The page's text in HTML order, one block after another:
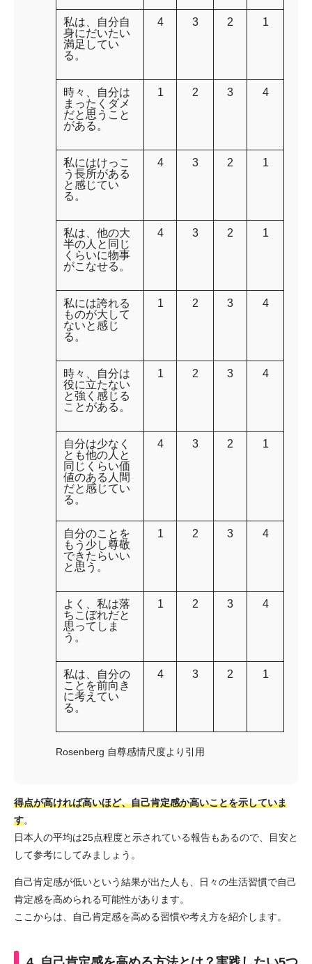
私は、自分自
身にだいたい
満足してい
る。
4 3 2 1
時々、自分は
まったくダメ
だと思うこと
がある。
1 2 3 4
私にはけっこ
う長所がある
と感じてい
る。
4 3 2 1
私は、他の大
半の人と同じ
くらいに物事
がこなせる。
4 3 2 1
私には誇れる
ものが大して
ないと感じ
る。
1 2 3 4
時々、自分は
役に立たない
と強く感じる
ことがある。
1 2 3 4
自分は少なく
とも他の人と
同じくらい価
値のある人間
だと感じてい
る。
4 3 2 1
自分のことを
もう少し尊敬
できたらいい
と思う。
1 2 3 4
よく、私は落
ちこぼれだと
思ってしま
う。
1 2 3 4
私は、自分の
ことを前向き
に考えてい
る。
4 3 2 1
Rosenberg 自尊感情尺度より引用
得点が高ければ高いほど、自己肯定感か高いことを示していま
す。
日本人の平均は25点程度と示されている報告もあるので、目安と
して参考にしてみましょう。
自己肯定感が低いという結果が出た人も、日々の生活習慣で自己
肯定感を高められる可能性があります。
ここからは、自己肯定感を高める習慣や考え方を紹介します。